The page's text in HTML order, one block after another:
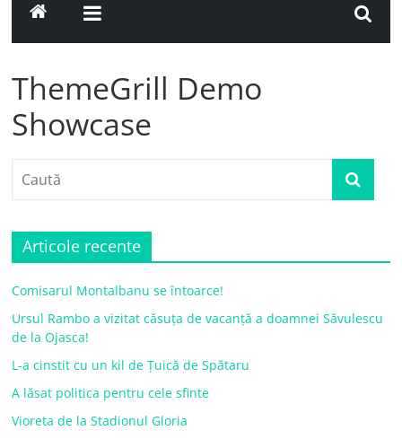
ThemeGrill Demo
Showcase
Articole recente
Comisarul Montalbanu se întoarce!
Ursul Rambo a vizitat căsuța de vacanță a doamnei Săvulescu
de la Ojasca!
L-a cinstit cu un kil de Țuică de Spătaru
A lăsat politica pentru cele sfinte
Vioreta de la Stadionul Gloria